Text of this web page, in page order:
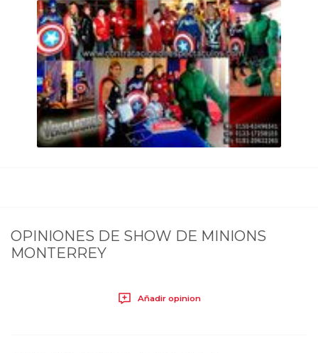
OPINIONES DE SHOW DE MINIONS
MONTERREY
Añadir opinion